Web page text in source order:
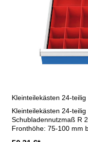
Kleinteilekästen 24-
Schubladennutzmaß R
Fronthöhe: 75-100 mm